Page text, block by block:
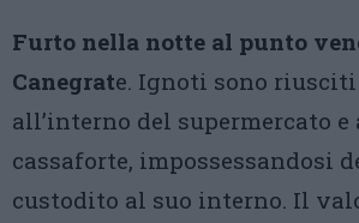
Furto nella notte al punto
Canegrate. Ignoti sono
all’interno del supermercato e
cassaforte, impossessandosi
custodito al suo interno. Il